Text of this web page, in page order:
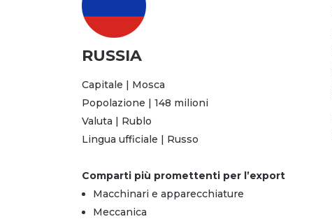
RUSSIA
Capitale | Mosca
Popolazione | 148 milioni
Valuta | Rublo
Lingua ufficiale | Russo
Comparti più promettenti per l’export
Macchinari e apparecchiature
Meccanica